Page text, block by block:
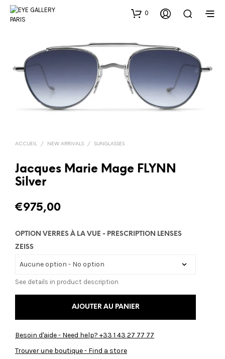
0
ACCUEIL / NEW ARRIVALS / SUNGLASSES
Jacques Marie Mage FLYNN
Silver
€975,00
OPTION VERRES À LA VUE - PRESCRIPTION LENSES
ZEISS
See details in product description
AJOUTER AU PANIER
Besoin d'aide - Need help? +33 1 43 27 77 77
Trouver une boutique - Find a store